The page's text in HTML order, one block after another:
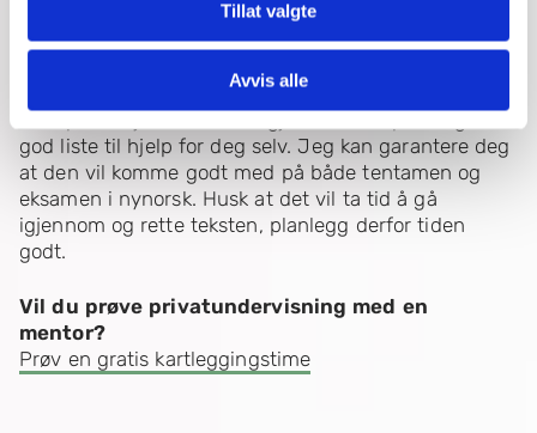
Tillat valgte
Avvis alle
av miljø fungere enda bedre for læring.
mer om leksehjelp i nynorsk her.
Dette er bare noen av de mange punktene du kan ha
med på en sjekkliste. Bruk gjerne litt tid på å lage en
god liste til hjelp for deg selv. Jeg kan garantere deg
at den vil komme godt med på både tentamen og
eksamen i nynorsk. Husk at det vil ta tid å gå
igjennom og rette teksten, planlegg derfor tiden
godt.
Vil du prøve privatundervisning med en
mentor?
Prøv en gratis kartleggingstime